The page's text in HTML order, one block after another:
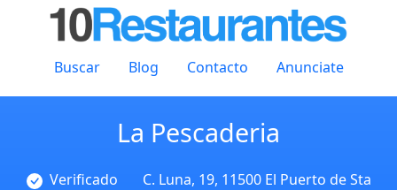
Buscar Blog Contacto Anunciate
La Pescaderia
Verificado
C. Luna, 19, 11500 El Puerto de Sta